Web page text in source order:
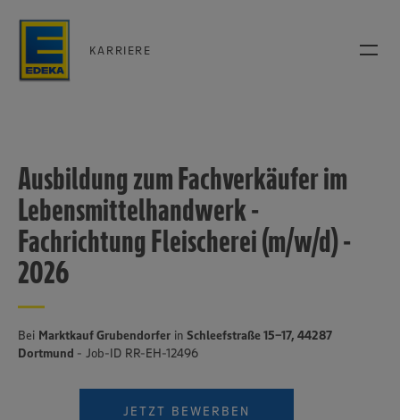
KARRIERE
Ausbildung zum Fachverkäufer im
Lebensmittelhandwerk -
Fachrichtung Fleischerei (m/w/d) -
2026
Bei Marktkauf Grubendorfer in Schleefstraße 15-17, 44287
Dortmund - Job-ID RR-EH-12496
JETZT BEWERBEN